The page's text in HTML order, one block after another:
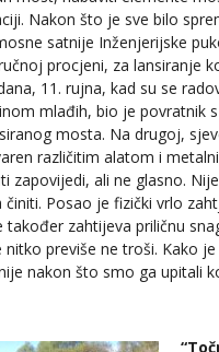
Nakon što je sve bilo
satnije Inženjerijske
procjeni, za lansiranje
11. rujna, kad su se
mlađih, bio je povratnik
mosta. Na drugoj,
različitim alatom i
zapovijedi, ali ne glasno.
Posao je fizički vrlo
zahtijeva priličnu
previše ne troši. Kako
nakon što smo ga upitali